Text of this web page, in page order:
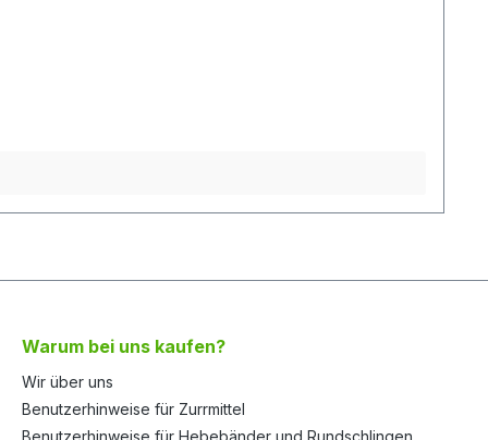
Warum bei uns kaufen?
Wir über uns
Benutzerhinweise für Zurrmittel